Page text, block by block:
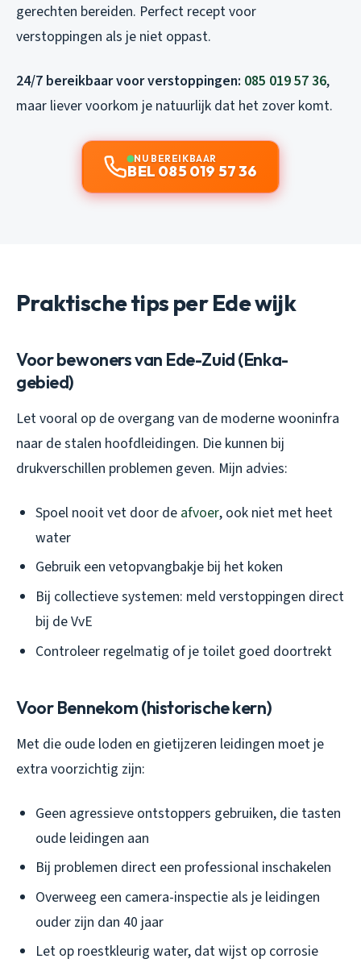
gerechten bereiden. Perfect recept voor
verstoppingen als je niet oppast.
24/7 bereikbaar voor verstoppingen: 085 019 57 36,
maar liever voorkom je natuurlijk dat het zover komt.
NU BEREIKBAAR
BEL 085 019 57 36
Praktische tips per Ede wijk
Voor bewoners van Ede-Zuid (Enka-
gebied)
Let vooral op de overgang van de moderne wooninfra
naar de stalen hoofdleidingen. Die kunnen bij
drukverschillen problemen geven. Mijn advies:
Spoel nooit vet door de afvoer, ook niet met heet
water
Gebruik een vetopvangbakje bij het koken
Bij collectieve systemen: meld verstoppingen direct
bij de VvE
Controleer regelmatig of je toilet goed doortrekt
Voor Bennekom (historische kern)
Met die oude loden en gietijzeren leidingen moet je
extra voorzichtig zijn:
Geen agressieve ontstoppers gebruiken, die tasten
oude leidingen aan
Bij problemen direct een professional inschakelen
Overweeg een camera-inspectie als je leidingen
ouder zijn dan 40 jaar
Let op roestkleurig water, dat wijst op corrosie